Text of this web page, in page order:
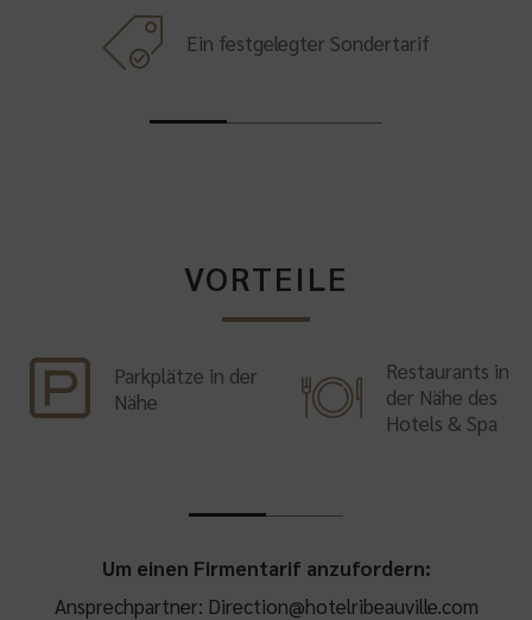
Ein festgelegter Sondertarif
VORTEILE
Parkplätze in der
Nähe
Restaurants in
der Nähe des
Hotels & Spa
Um einen Firmentarif anzufordern:
Ansprechpartner: Direction@hotelribeauville.com